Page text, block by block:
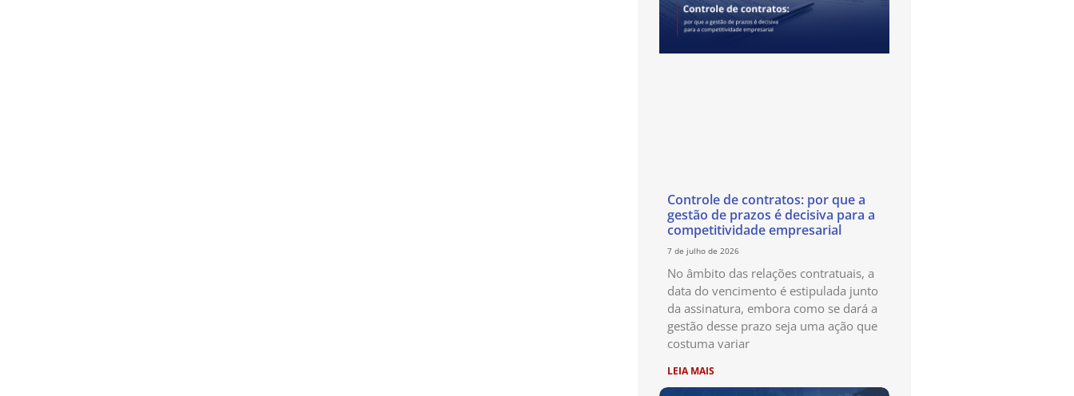
Controle de contratos: por que a
gestão de prazos é decisiva para a
competitividade empresarial
7 de julho de 2026
No âmbito das relações contratuais, a
data do vencimento é estipulada junto
da assinatura, embora como se dará a
gestão desse prazo seja uma ação que
costuma variar
LEIA MAIS